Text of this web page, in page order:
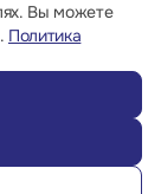
Вы можете
Политика